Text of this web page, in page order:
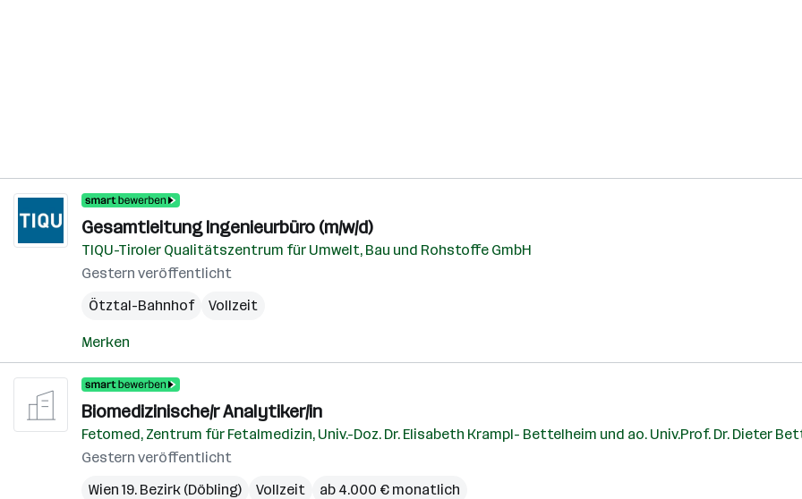
Gesamtleitung Ingenieurbüro (m/w/d)
TIQU-Tiroler Qualitätszentrum für Umwelt, Bau und Rohstoffe GmbH
Gestern veröffentlicht
Ötztal-Bahnhof
Vollzeit
Merken
Biomedizinische/r Analytiker/in
Fetomed, Zentrum für Fetalmedizin, Univ.-Doz. Dr. Elisabeth Krampl- Bettelheim und ao. Univ.Prof. Dr. Dieter
Gestern veröffentlicht
Wien 19. Bezirk (Döbling)
Vollzeit ab 4.000 € monatlich